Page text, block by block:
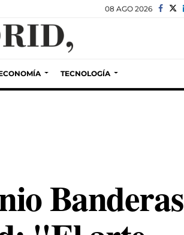
08 AGO 2026
TECNOLOGÍA
Banderas